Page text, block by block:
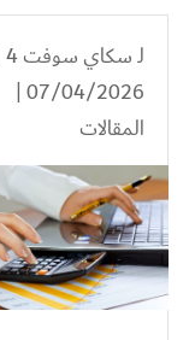
لـسكاي سوفت 4
07/04/2026 |
المقالات